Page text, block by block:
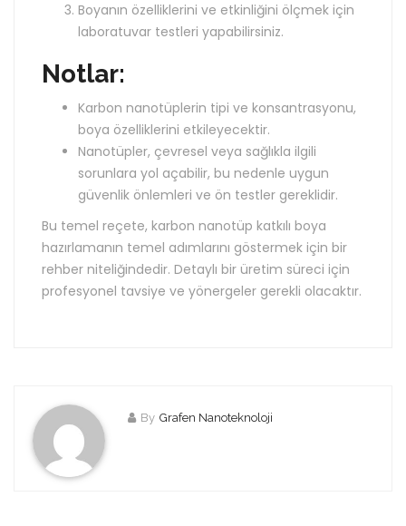
Boyanın özelliklerini ve etkinliğini ölçmek için
laboratuvar testleri yapabilirsiniz.
Notlar:
Karbon nanotüplerin tipi ve konsantrasyonu,
boya özelliklerini etkileyecektir.
Nanotüpler, çevresel veya sağlıkla ilgili
sorunlara yol açabilir, bu nedenle uygun
güvenlik önlemleri ve ön testler gereklidir.
Bu temel reçete, karbon nanotüp katkılı boya
hazırlamanın temel adımlarını göstermek için bir
rehber niteliğindedir. Detaylı bir üretim süreci için
profesyonel tavsiye ve yönergeler gerekli olacaktır.
By Grafen Nanoteknoloji